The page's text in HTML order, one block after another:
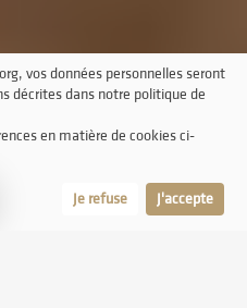
vos données personnelles seront
décrites dans notre politique de
en matière de cookies ci-
Je refuse J'accepte